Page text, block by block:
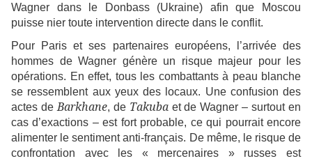
Wagner dans le Donbass (Ukraine) afin que Moscou
puisse nier toute intervention directe dans le conflit.
Pour Paris et ses partenaires européens, l’arrivée des
hommes de Wagner génère un risque majeur pour les
opérations. En effet, tous les combattants à peau blanche
se ressemblent aux yeux des locaux. Une confusion des
actes de Barkhane, de Takubaet de Wagner – surtout en
cas d’exactions – est fort probable, ce qui pourrait encore
alimenter le sentiment anti-français. De même, le risque de
confrontation avec les « mercenaires » russes est